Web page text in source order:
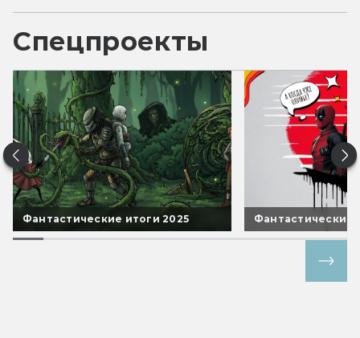
Спецпроекты
Фантастические итоги 2025 Фантастические